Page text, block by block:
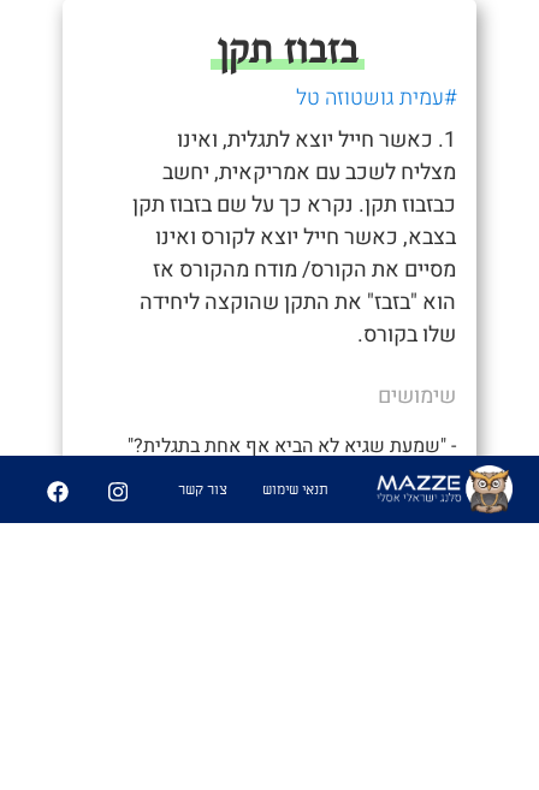
בזבוז תקן
#עמית גושטוזה טל
1. כאשר חייל יוצא לתגלית, ואינו
מצליח לשכב עם אמריקאית, יחשב
כבזבוז תקן. נקרא כך על שם בזבוז תקן
בצבא, כאשר חייל יוצא לקורס ואינו
מסיים את הקורס/ מודח מהקורס אז
הוא "בזבז" את התקן שהוקצה ליחידה
שלו בקורס.
שימושים
- "שמעת שגיא לא הביא אף אחת בתגלית?"
- "מה?? אני לא מאמין שנתנו לו לצאת
במקומי. איזה בזבוז תקן"
תנאי שימוש צור קשר